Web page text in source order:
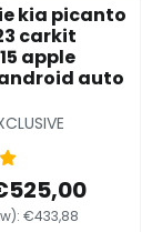
kia picanto
carkit
apple
auto
voor 525,00,
€433,88